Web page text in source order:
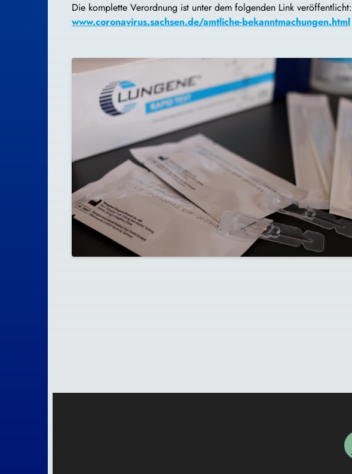
Die komplette Verordnung ist unter dem folgenden Link veröffentlicht:
www.coronavirus.sachsen.de/amtliche-bekanntmachungen.html